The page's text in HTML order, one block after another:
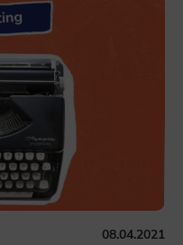
08.04.2021